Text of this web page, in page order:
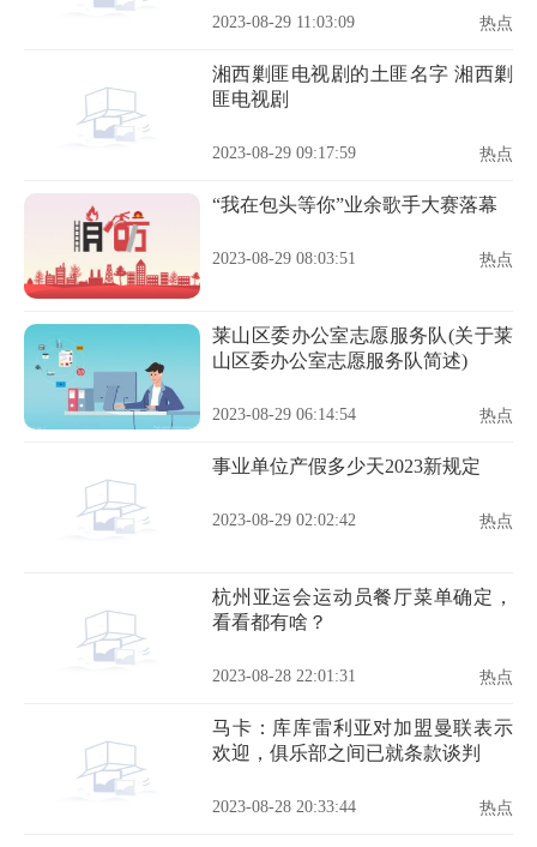
2023-08-29 11:03:09 热点
湘西剿匪电视剧的土匪名字 湘西剿
匪电视剧
2023-08-29 09:17:59 热点
“我在包头等你”业余歌手大赛落幕
2023-08-29 08:03:51 热点
莱山区委办公室志愿服务队(关于莱
山区委办公室志愿服务队简述)
2023-08-29 06:14:54 热点
事业单位产假多少天2023新规定
2023-08-29 02:02:42 热点
杭州亚运会运动员餐厅菜单确定，
看看都有啥？
2023-08-28 22:01:31 热点
马卡：库库雷利亚对加盟曼联表示
欢迎，俱乐部之间已就条款谈判
2023-08-28 20:33:44 热点